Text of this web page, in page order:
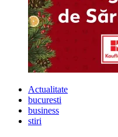
Actualitate
bucuresti
business
stiri